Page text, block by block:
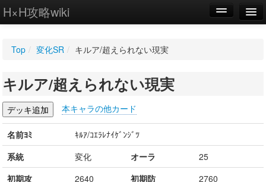
H×H攻略wiki
WIKI
設定
Top / 変化SR / キルア/超えられない現実
キルア/超えられない現実
本キャラの他カード
名前ﾖﾐ
ｷﾙｱ/ｺｴﾗﾚﾅｲｹﾞﾝｼﾞﾂ
系統
変化 オーラ
25
初期攻
2640 初期防
2760